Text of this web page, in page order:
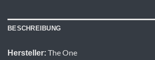
BESCHREIBUNG
Hersteller: The One